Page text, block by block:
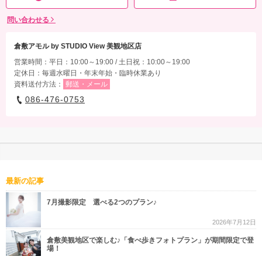
問い合わせる
倉敷アモル by STUDIO View 美観地区店
営業時間：平日：10:00～19:00 / 土日祝：10:00～19:00
定休日：毎週水曜日・年末年始・臨時休業あり
資料送付方法：
郵送・メール
086-476-0753
最新の記事
7月撮影限定 選べる2つのプラン♪
2026年7月12日
倉敷美観地区で楽しむ♪「食べ歩きフォトプラン」が期間限定で登
場！